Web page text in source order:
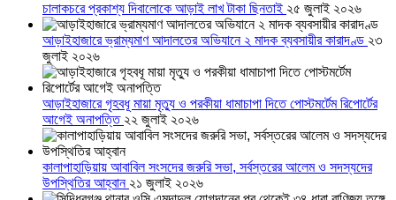
চালাকচরে প্রকাশ্য দিবালোকে আড়াই লাখ টাকা ছিনতাই ২৫ জুলাই ২০২৬
আড়াইহাজারে ভ্রাম্যমাণ আদালতের অভিযানে ২ মাদক ব্যবসায়ীর কারাদণ্ড ২৩
জুলাই ২০২৬
আড়াইহাজারে গৃহবধূ মায়া মৃত্যু ও পরকীয়া ধামাচাপা দিতে পোস্টমর্টেম রিপোর্টের
আগেই অনাপত্তি ২২ জুলাই ২০২৬
কালাপাহাড়িয়ায় আবাবিল সংসদের জরুরি সভা, সর্বস্তরের আলেম ও সদস্যদের
উপস্থিতির আহ্বান ২১ জুলাই ২০২৬